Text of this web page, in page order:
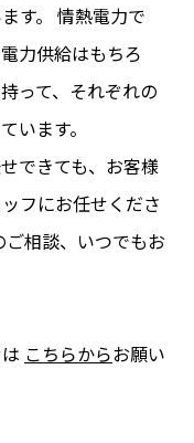
す。 情熱電力で
力供給はもちろ
って、それぞれの
います。
できても、お客様
フにお任せくださ
ご相談、いつでもお
こちらからお願い